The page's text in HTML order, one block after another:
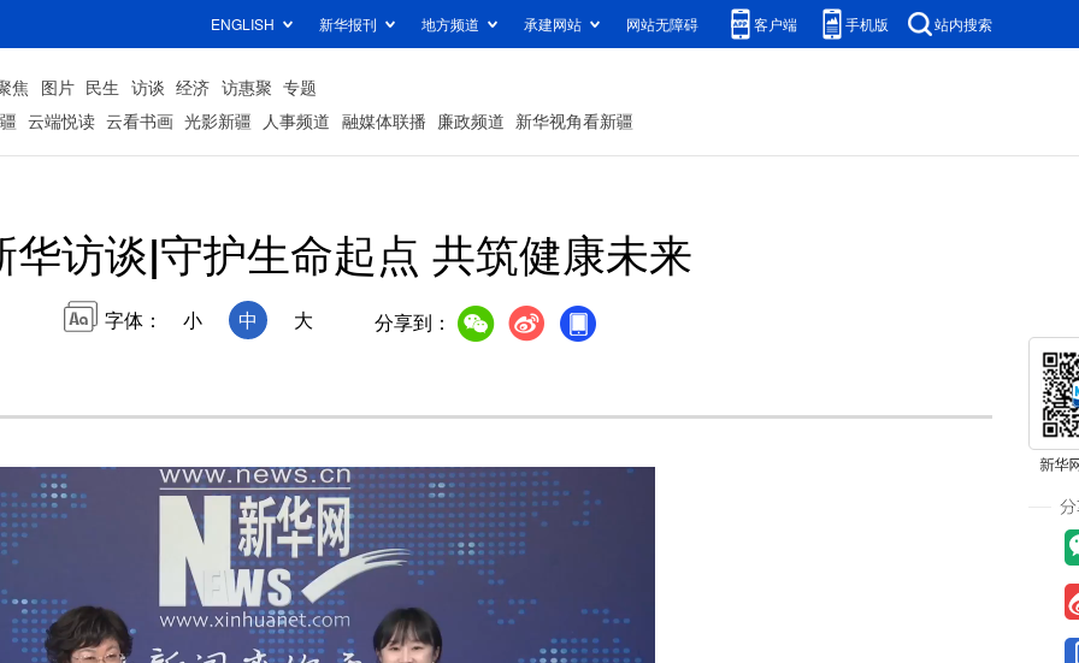
ENGLISH 新华报刊 地方频道 承建网站 网站无障碍 客户端 手机版 站内搜索
焦 图片 民生 访谈 经济 访惠聚 专题
云端悦读 云看书画 光影新疆 人事频道 融媒体联播 廉政频道 新华视角看新疆
华访谈|守护生命起点 共筑健康未来
字体： 小 中 大 分享到：